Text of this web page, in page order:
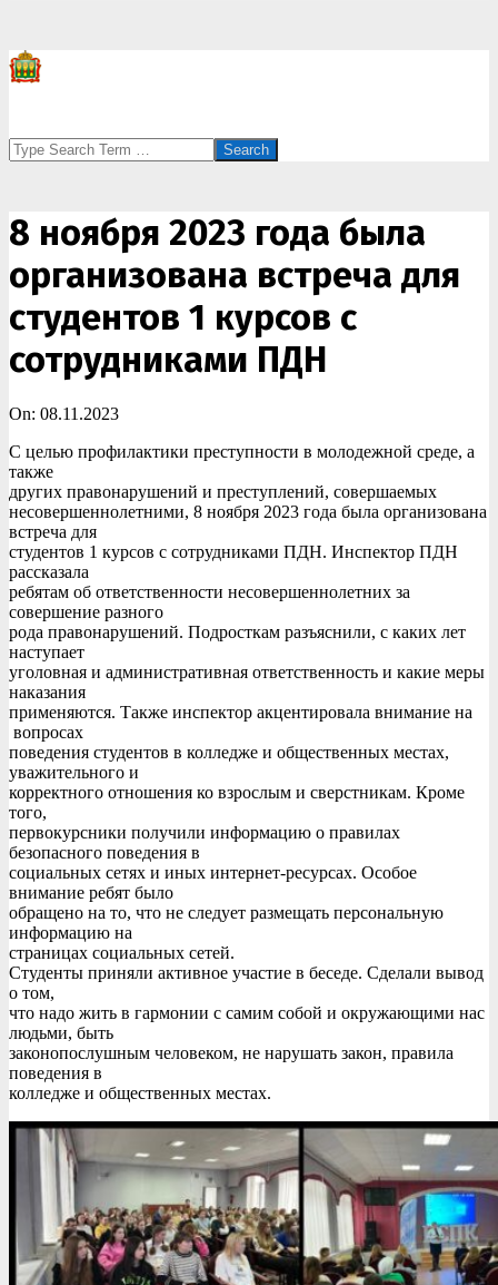
Search
8 ноября 2023 года была
организована встреча для
студентов 1 курсов с
сотрудниками ПДН
On: 08.11.2023
С целью профилактики преступности в молодежной среде, а
также
других правонарушений и преступлений, совершаемых
несовершеннолетними, 8 ноября 2023 года была организована
встреча для
студентов 1 курсов с сотрудниками ПДН. Инспектор ПДН
рассказала
ребятам об ответственности несовершеннолетних за
совершение разного
рода правонарушений. Подросткам разъяснили, с каких лет
наступает
уголовная и административная ответственность и какие меры
наказания
применяются. Также инспектор акцентировала внимание на
вопросах
поведения студентов в колледже и общественных местах,
уважительного и
корректного отношения ко взрослым и сверстникам. Кроме
того,
первокурсники получили информацию о правилах
безопасного поведения в
социальных сетях и иных интернет-ресурсах. Особое
внимание ребят было
обращено на то, что не следует размещать персональную
информацию на
страницах социальных сетей.
Студенты приняли активное участие в беседе. Сделали вывод
о том,
что надо жить в гармонии с самим собой и окружающими нас
людьми, быть
законопослушным человеком, не нарушать закон, правила
поведения в
колледже и общественных местах.